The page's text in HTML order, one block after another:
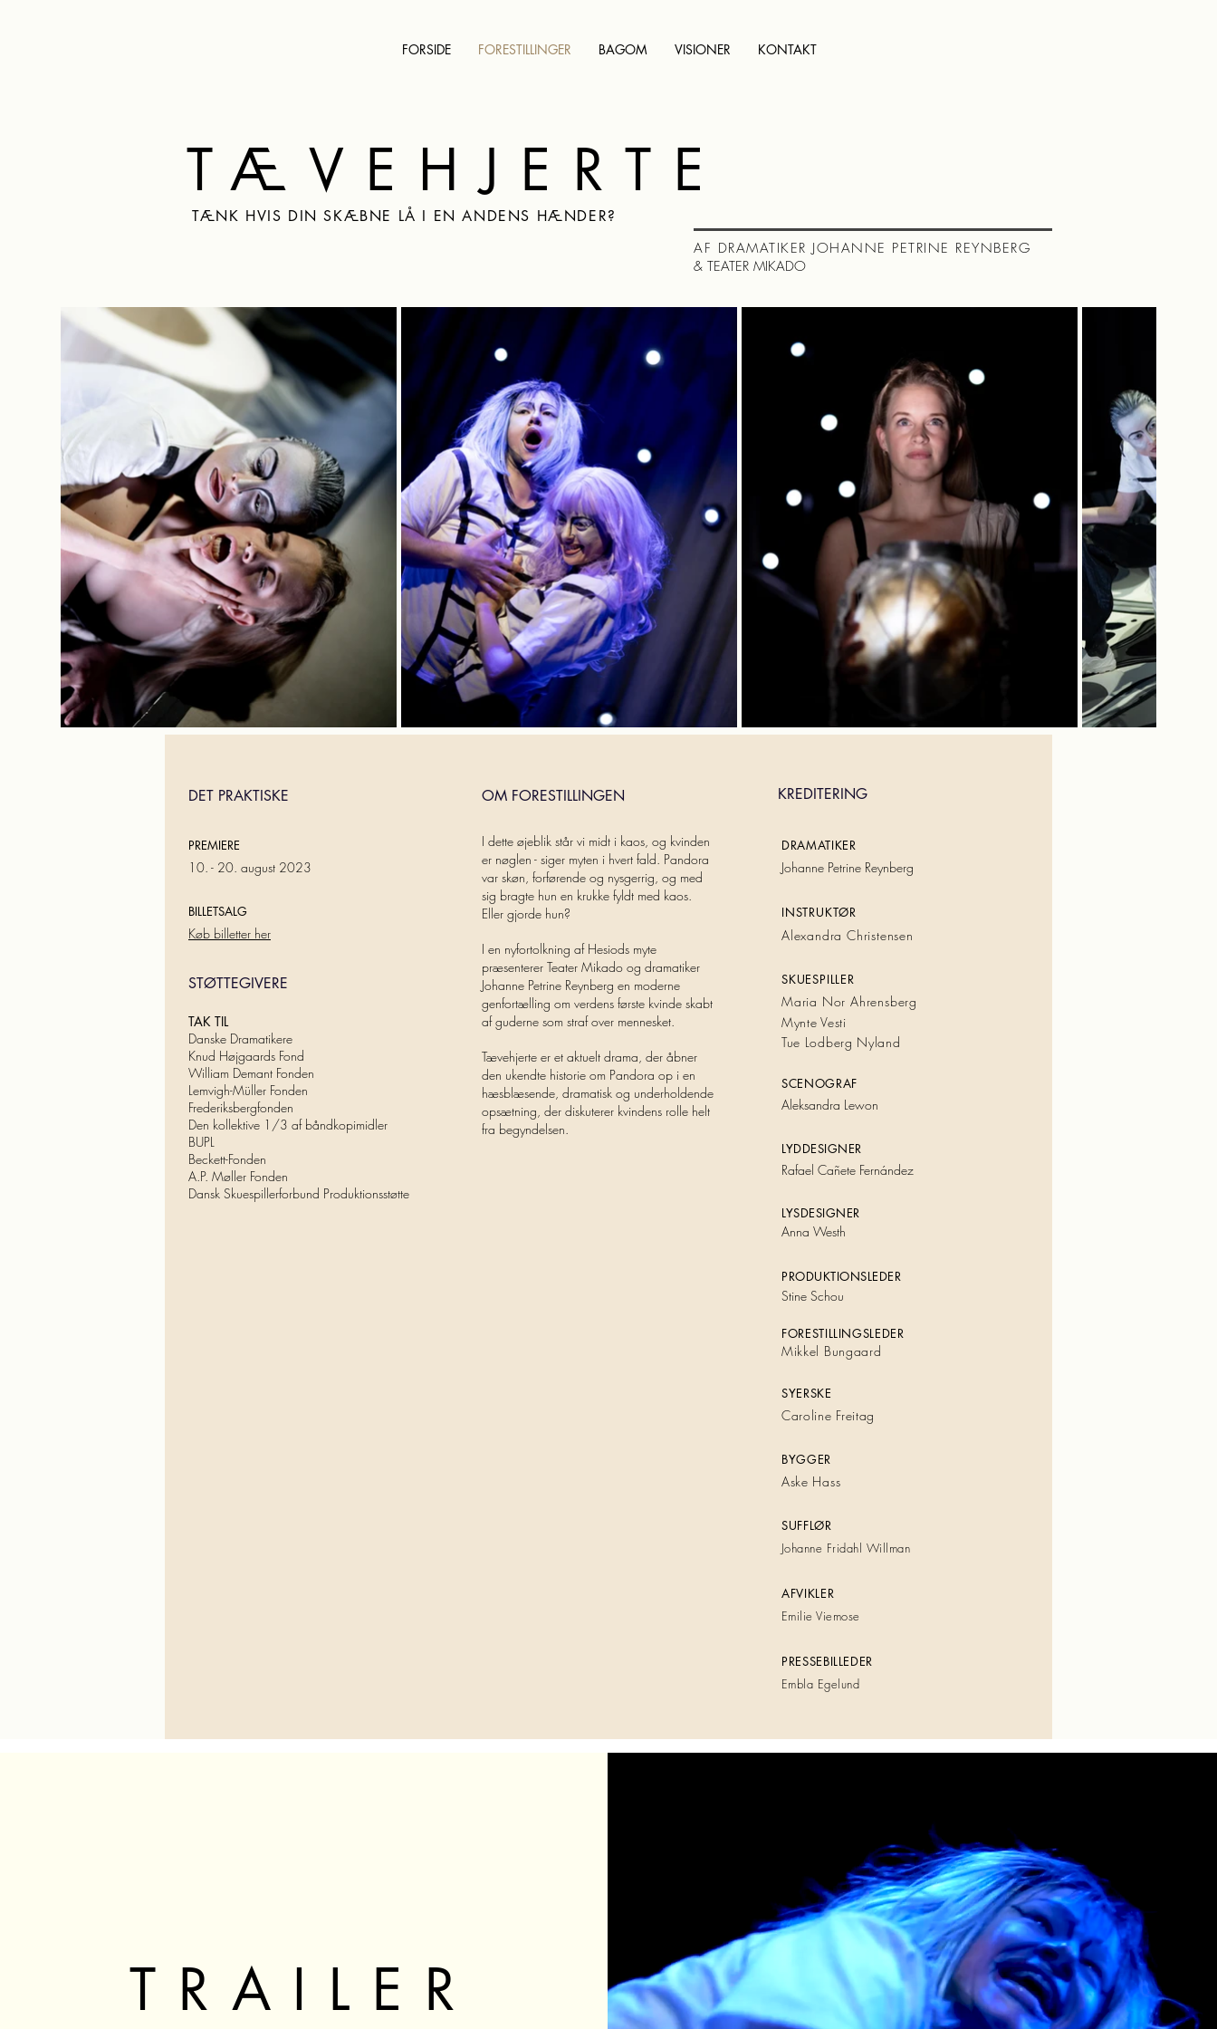
FORSIDE FORESTILLINGER BAGOM VISIONER KONTAKT
TÆVEHJERTE
TÆNK HVIS DIN SKÆBNE LÅ I EN ANDENS HÆNDER?
AF DRAMATIKER JOHANNE PETRINE REYNBERG
& TEATER MIKADO
DET PRAKTISKE
PREMIERE
10. - 20. august 2023
BILLETSALG
Køb billetter her
STØTTEGIVERE
TAK TIL
Danske Dramatikere
Knud Højgaards Fond
William Demant Fonden
Lemvigh-Müller Fonden
Frederiksbergfonden
Den kollektive 1/3 af båndkopimidler
BUPL
Beckett-Fonden
A.P. Møller Fonden
Dansk Skuespillerforbund Produktionsstøtte
OM FORESTILLINGEN
I dette øjeblik står vi midt i kaos, og kvinden
er nøglen - siger myten i hvert fald. Pandora
var skøn, forførende og nysgerrig, og med
sig bragte hun en krukke fyldt med kaos.
Eller gjorde hun?
I en nyfortolkning af Hesiods myte
præsenterer Teater Mikado og dramatiker
Johanne Petrine Reynberg en moderne
genfortælling om verdens første kvinde skabt
af guderne som straf over mennesket.
Tævehjerte er et aktuelt drama, der åbner
den ukendte historie om Pandora op i en
hæsblæsende, dramatisk og underholdende
opsætning, der diskuterer kvindens rolle helt
fra begyndelsen.
KREDITERING
DRAMATIKER
Johanne Petrine Reynberg
INSTRUKTØR
Alexandra Christensen
SKUESPILLER
Maria Nor Ahrensberg
Mynte Vesti
Tue Lodberg Nyland
SCENOGRAF
Aleksandra Lewon
LYDDESIGNER
Rafael Cañete Fernández
LYSDESIGNER
Anna Westh
PRODUKTIONSLEDER
Stine Schou
FORESTILLINGSLEDER
Mikkel Bungaard
SYERSKE
Caroline Freitag
BYGGER
Aske Hass
SUFFLØR
Johanne Fridahl Willman
AFVIKLER
Emilie Viemose
PRESSEBILLEDER
Embla Egelund
TRAILER